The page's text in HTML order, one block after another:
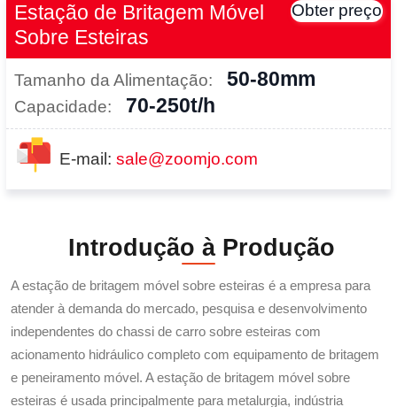
Estação de Britagem Móvel
Sobre Esteiras
Obter preço
Tamanho da Alimentação: 50-80mm
Capacidade: 70-250t/h
E-mail: sale@zoomjo.com
Introdução à Produção
A estação de britagem móvel sobre esteiras é a empresa para
atender à demanda do mercado, pesquisa e desenvolvimento
independentes do chassi de carro sobre esteiras com
acionamento hidráulico completo com equipamento de britagem
e peneiramento móvel. A estação de britagem móvel sobre
esteiras é usada principalmente para metalurgia, indústria